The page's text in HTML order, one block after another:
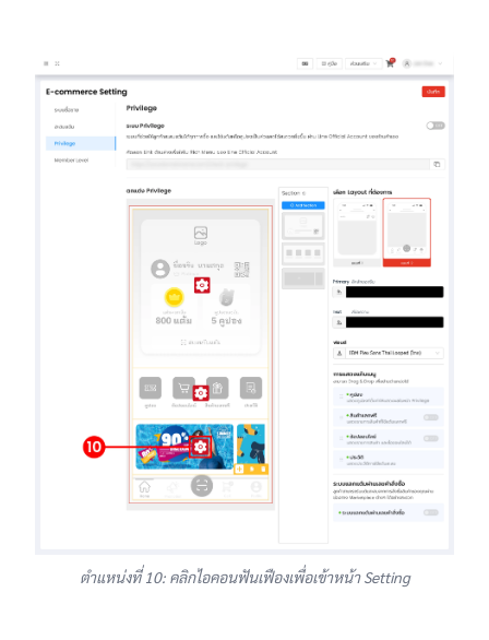
ตำแหน่งที่ 10: คลิกไอคอนฟันเฟืองเพื่อเข้าหน้า Setting